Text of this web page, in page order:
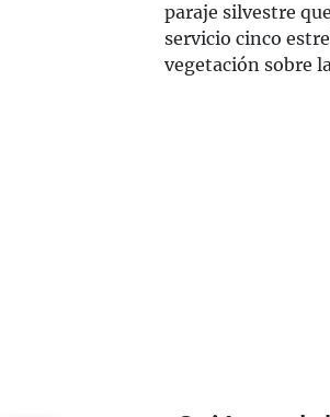
paraje silvestre
servicio cinco
vegetación sobre